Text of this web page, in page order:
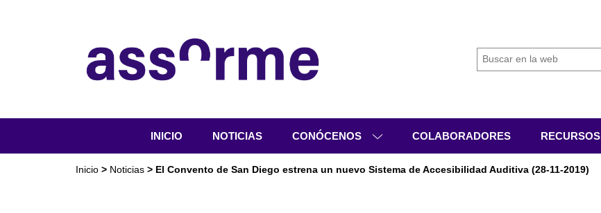
INICIO NOTICIAS CONÓCENOS COLABORADORES RECURSOS
Inicio> Noticias> El Convento de San Diego estrena un nuevo Sistema de Accesibilidad Auditiva (28-11-2019)